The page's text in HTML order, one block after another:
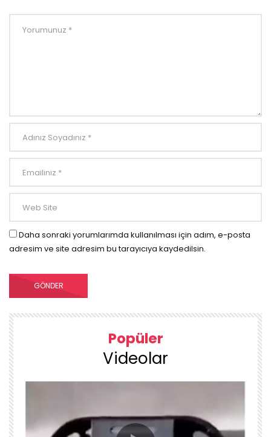
Daha sonraki yorumlarımda kullanılması için adım, e-posta
adresim ve site adresim bu tarayıcıya kaydedilsin.
Popüler
Videolar